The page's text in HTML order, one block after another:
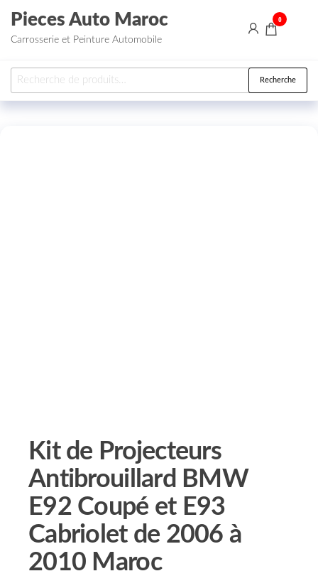
Aller au contenu
Pieces Auto Maroc
Carrosserie et Peinture Automobile
0
Recherche pour : Recherche
Kit de Projecteurs
Antibrouillard BMW
E92 Coupé et E93
Cabriolet de 2006 à
2010 Maroc